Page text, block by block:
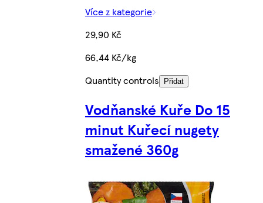
Více z kategorie
29,90 Kč
66,44 Kč/kg
Quantity controls
Přidat
Vodňanské Kuře Do 15
minut Kuřecí nugety
smažené 360g